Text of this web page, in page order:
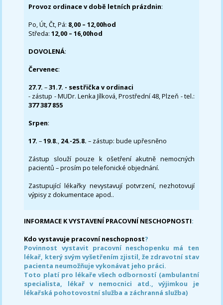
Provoz ordinace v době letních prázdnin:
Po, Út, Čt, Pá: 8,00 – 12,00hod
Středa:12,00 – 16,00hod
DOVOLENÁ:
Červenec:
27.7.–31.7. - sestřička v ordinaci
- zástup - MUDr. Lenka Jílková, Prostřední 48, Plzeň - tel.:
377 387 855
Srpen:
17. –19.8., 24.-25.8. – zástup: bude upřesněno
Zástup slouží pouze k ošetření akutně nemocných
pacientů – prosím po telefonické objednání.
Zastupující lékařky nevystavují potvrzení, nezhotovují
výpisy z dokumentace apod..
INFORMACE K VYSTAVENÍ PRACOVNÍ NESCHOPNOSTI:
Kdo vystavuje pracovní neschopnost?
Povinnost vystavit pracovní neschopenku má ten
lékař, který svým vyšetřením zjistil, že zdravotní stav
pacienta neumožňuje vykonávat jeho práci.
Toto platí pro lékaře všech odborností (ambulantní
specialista, lékař v nemocnici atd., výjimkou je
lékařská pohotovostní služba a záchranná služba)